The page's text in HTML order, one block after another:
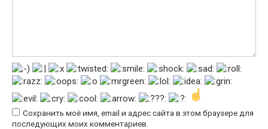
Сохранить моё имя, email и адрес сайта в этом браузере для
последующих моих комментариев.